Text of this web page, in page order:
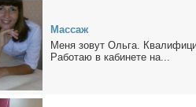
Мас­саж
Ме­ня зо­вут Оль­га.
Ра­бо­таю в ка­би­не­те на...